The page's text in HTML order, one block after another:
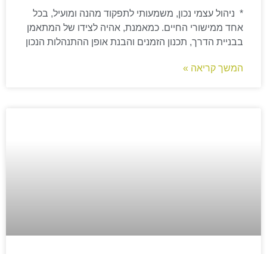
* ניהול עצמי נכון, משמעותי לתפקוד מהנה ומועיל, בכל
אחד ממישורי החיים. כמאמנת, אהיה לצידו של המתאמן
בבניית הדרך, תכנון הזמנים והבנת אופן ההתנהלות הנכון
המשך קריאה »